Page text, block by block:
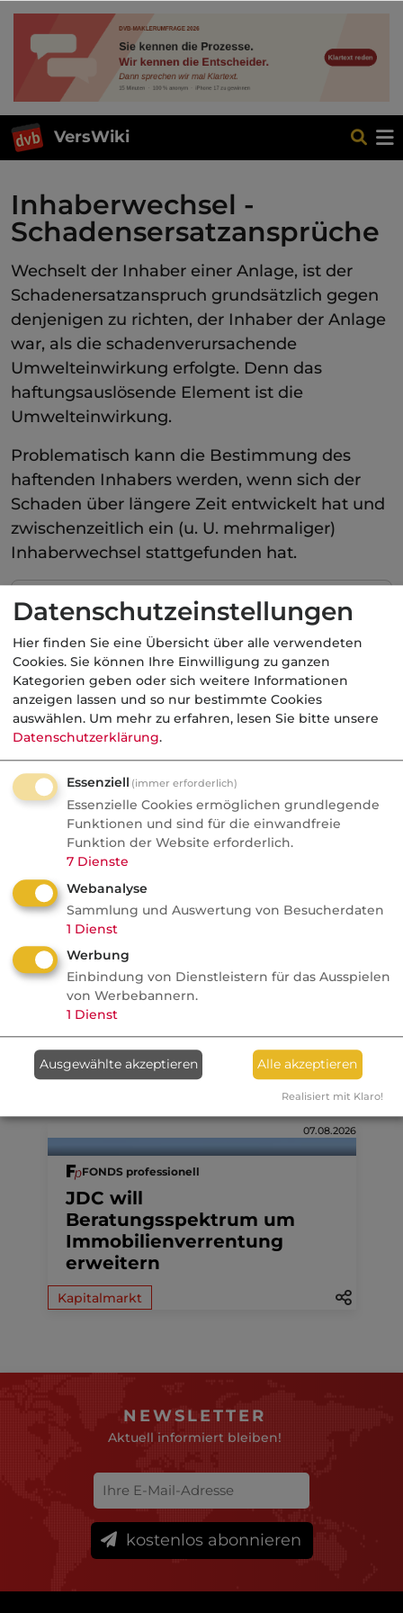
VersWiki
Inhaberwechsel -
Schadensersatzansprüche
Wechselt der Inhaber einer Anlage, ist der
Schadenersatzanspruch grundsätzlich gegen
denjenigen zu richten, der Inhaber der Anlage
war, als die schadenverursachende
Umwelteinwirkung erfolgte. Denn das
haftungsauslösende Element ist die
Umwelteinwirkung.
Problematisch kann die Bestimmung des
haftenden Inhabers werden, wenn sich der
Schaden über längere Zeit entwickelt hat und
zwischenzeitlich ein (u. U. mehrmaliger)
Inhaberwechsel stattgefunden hat.
Fachbegriffe allgemein
AktuelleNachrichten
FONDS professionell
Studie: Ungleiche
Besteuerung begünstigte
Französische Revolution
Politik
dvb
Ein MVP-Wechsel kostet
07.08.2026
FONDS professionell
JDC will
Beratungsspektrum um
Immobilienverrentung
erweitern
Kapitalmarkt
NEWSLETTER
Aktuell informiert bleiben!
kostenlos abonnieren
Datenschutzeinstellungen
Hier finden Sie eine Übersicht über alle verwendeten
Cookies. Sie können Ihre Einwilligung zu ganzen
Kategorien geben oder sich weitere Informationen
anzeigen lassen und so nur bestimmte Cookies
auswählen. Um mehr zu erfahren, lesen Sie bitte unsere
Datenschutzerklärung.
Essenziell (immer erforderlich)
Essenzielle Cookies ermöglichen grundlegende
Funktionen und sind für die einwandfreie
Funktion der Website erforderlich.
7 Dienste
Webanalyse
Sammlung und Auswertung von Besucherdaten
1 Dienst
Werbung
Einbindung von Dienstleistern für das Ausspielen
von Werbebannern.
1 Dienst
Ausgewählte akzeptieren Alle akzeptieren
Realisiert mit Klaro!